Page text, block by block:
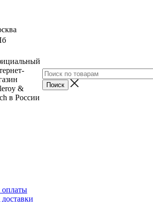
&
в России
оплаты